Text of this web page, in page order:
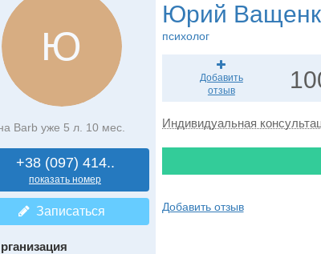
Ю
Barb уже 5 л. 10 мес.
+38 (097) 414..
показать номер
Записаться
Юрий
психолог
Добавить
отзыв
Индивидуальная
Добавить отзыв